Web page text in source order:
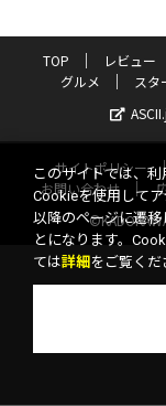
TOP レビュー
グルメ
スタ
サイトポリシー
お問い合わせ
このサイトでは、利
Cookieを使用して
以降のページに遷
とになります。
ては詳細 をご覧くだ